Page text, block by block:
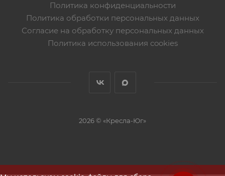
Политика конфиденциальности
Политика обработки персональных данных
Согласие на обработку персональных данных
Политика использования cookies
2026 © «Кресла-Юг»